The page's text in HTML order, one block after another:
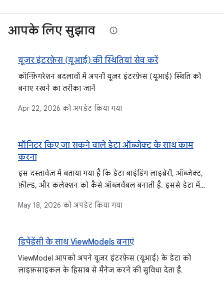
आपके लिए सुझाव
यूज़र इंटरफ़ेस (यूआई) की स्थितियां सेव करें
कॉन्फ़िगरेशन बदलावों में अपनी यूज़र इंटरफ़ेस (यूआई) स्थिति को
बनाए रखने का तरीका जानें
Apr 22, 2026 को अपडेट किया गया
मॉनिटर किए जा सकने वाले डेटा ऑब्जेक्ट के साथ काम
करना
इस दस्तावेज़ में बताया गया है कि डेटा बाइंडिंग लाइब्रेरी, ऑब्जेक्ट,
फ़ील्ड, और कलेक्शन को कैसे ऑब्ज़र्वेबल बनाती है. इससे डेटा में
जाता है. इसमें Observable फ़ील्ड, कलेक्शन, और ऑब्जेक्ट जैसे
LiveData के बारे में भी बताया गया है.
May 18, 2026 को अपडेट किया गया
डिपेंडेंसी के साथ ViewModels बनाएं
ViewModel आपको अपने यूज़र इंटरफ़ेस (यूआई) के डेटा को
लाइफ़साइकल के हिसाब से मैनेज करने की सुविधा देता है.